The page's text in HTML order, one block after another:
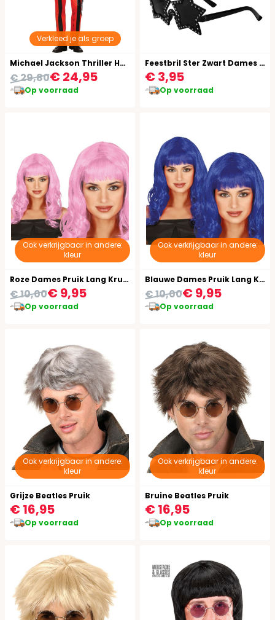
Verkleed je als groep
Michael Jackson Thriller Halloween Kostuum Heren Rood Zwart
€ 24,95
€ 29,80
Op voorraad
Feestbril Ster Zwart Dames Heren
€ 3,95
Op voorraad
Ook verkrijgbaar in andere:
kleur
Roze Dames Pruik Lang Krullend met Pony
€ 9,95
€ 10,00
Op voorraad
Ook verkrijgbaar in andere:
kleur
Blauwe Dames Pruik Lang Krullend met Pony
€ 9,95
€ 10,00
Op voorraad
Ook verkrijgbaar in andere:
kleur
Grijze Beatles Pruik
€ 16,95
Op voorraad
Ook verkrijgbaar in andere:
kleur
Bruine Beatles Pruik
€ 16,95
Op voorraad